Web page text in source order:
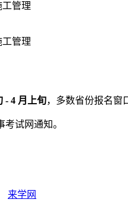
工管理
工管理
- 4 月上旬，多数省份报名窗
试网通知。
来学网